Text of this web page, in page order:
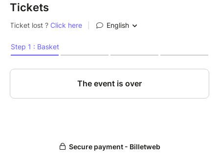
Au programme :
Musicalité
Chorégraphie & mise en pratique
gagner en confiance.
Tickets